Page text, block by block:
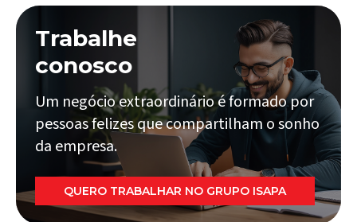
Trabalhe
conosco
Um negócio extraordinário é formado por
pessoas felizes que compartilham o sonho
da empresa.
QUERO TRABALHAR NO GRUPO ISAPA